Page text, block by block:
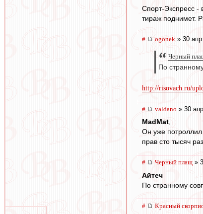
Спорт-Экспресс -
тираж поднимет.
# ogonek » 30
Черный
По
http://risovach.ru/
# valdano » 30
MadMat,
Он уже
прав сто тысяч
# Черный плащ »
Айтеч
По странному
# Красный